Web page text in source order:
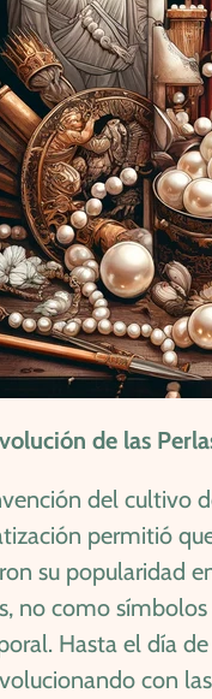
de las
del cultivo
permitió
su popularidad
no como
Hasta el día
con